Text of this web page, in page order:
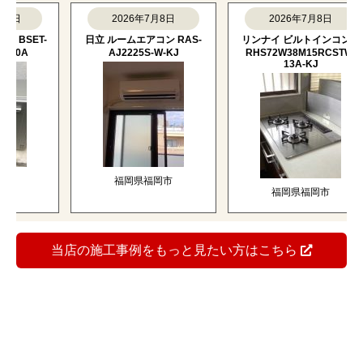
2026年7月8日
日立 ルームエアコン RAS-
AJ2225S-W-KJ
福岡県福岡市
2026年7月8日
リンナイ ビルトインコンロ
RHS72W38M15RCSTW-
13A-KJ
福岡県福岡市
当店の施工事例をもっと見たい方はこちら